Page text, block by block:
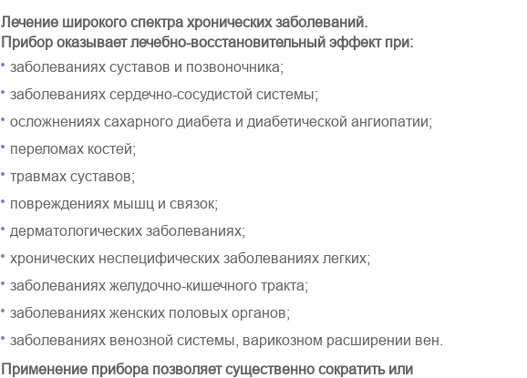
Лечение широкого спектра хронических заболеваний.
Прибор оказывает лечебно-восстановительный эффект при:
заболеваниях суставов и позвоночника;
заболеваниях сердечно-сосудистой системы;
осложнениях сахарного диабета и диабетической ангиопатии;
переломах костей;
травмах суставов;
повреждениях мышц и связок;
дерматологических заболеваниях;
хронических неспецифических заболеваниях легких;
заболеваниях желудочно-кишечного тракта;
заболеваниях женских половых органов;
заболеваниях венозной системы, варикозном расширении вен.
Применение прибора позволяет существенно сократить или